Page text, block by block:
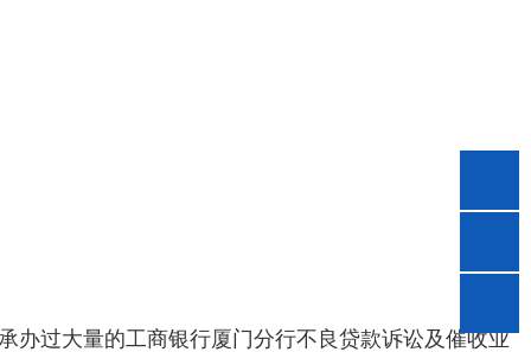
办过大量的工商银行厦门分行不良贷款诉讼及催收业